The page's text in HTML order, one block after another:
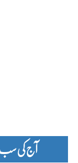
آج کی سب